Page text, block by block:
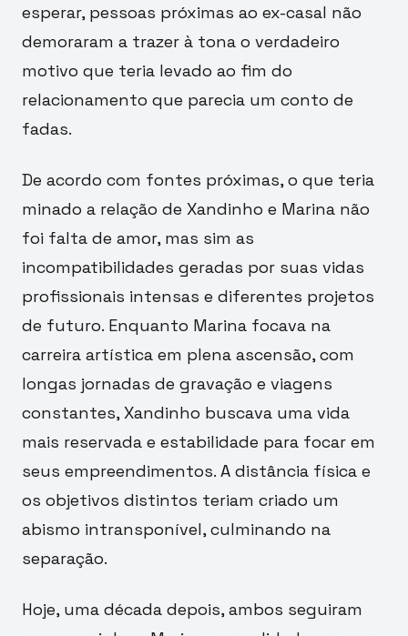
esperar, pessoas próximas ao ex-casal não
demoraram a trazer à tona o verdadeiro
motivo que teria levado ao fim do
relacionamento que parecia um conto de
fadas.
De acordo com fontes próximas, o que teria
minado a relação de Xandinho e Marina não
foi falta de amor, mas sim as
incompatibilidades geradas por suas vidas
profissionais intensas e diferentes projetos
de futuro. Enquanto Marina focava na
carreira artística em plena ascensão, com
longas jornadas de gravação e viagens
constantes, Xandinho buscava uma vida
mais reservada e estabilidade para focar em
seus empreendimentos. A distância física e
os objetivos distintos teriam criado um
abismo intransponível, culminando na
separação.
Hoje, uma década depois, ambos seguiram